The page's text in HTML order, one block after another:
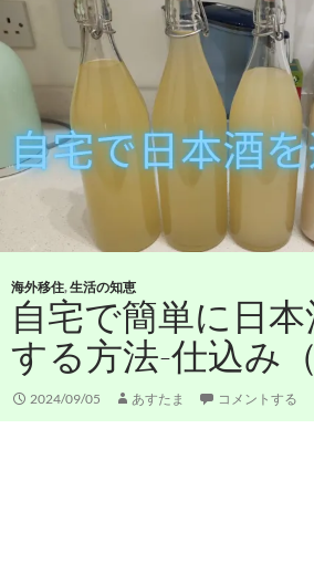
海外移住,生活の知恵
自宅で簡単に日
する方法-仕込み
2024/09/05 あすたま コメントする